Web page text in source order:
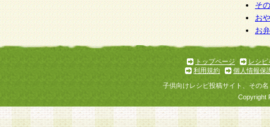
加・ 利用停止等を求められた場合には、ご本人
て確認できた場合に限り、法令に準拠して合理的
いただきます。なお、開示 請求等の請求先は個
ります。
1.会員とは、本規約等を承諾のうえ、当社所定の
了し、当社が承認した者、グループとします。な
が以下に該当する場合は会員登録をすることがで
そ
お
お
トップページ
レシピ
利用規約
個人情報保
子供向けレシピ投稿サイト、その
Copyright